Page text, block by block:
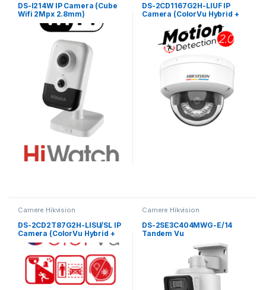
DS-I214W IP Camera (Cube
Wifi 2Mpx 2.8mm)
DS-2CD1167G2H-LIUF IP
Camera (ColorVu Hybrid +
Acusense Dome 6Mpx 4
Camere Hikvision
DS-2CD2T87G2H-LISU/SL IP
Camera (ColorVu Hybrid +
Acusense Bullet 8Mpx
Camere Hikvision
DS-2SE3C404MWG-E/14
Tandem Vu